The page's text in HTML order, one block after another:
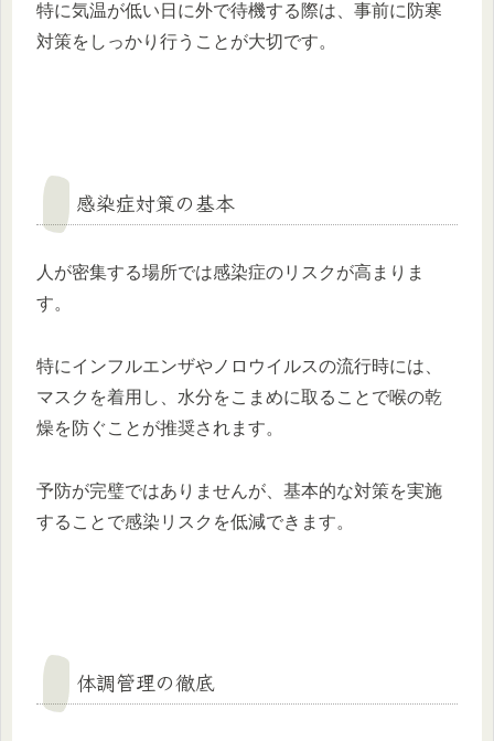
特に気温が低い日に外で待機する際は、事前に防寒
対策をしっかり行うことが大切です。
感染症対策の基本
人が密集する場所では感染症のリスクが高まりま
す。
特にインフルエンザやノロウイルスの流行時には、
マスクを着用し、水分をこまめに取ることで喉の乾
燥を防ぐことが推奨されます。
予防が完璧ではありませんが、基本的な対策を実施
することで感染リスクを低減できます。
体調管理の徹底